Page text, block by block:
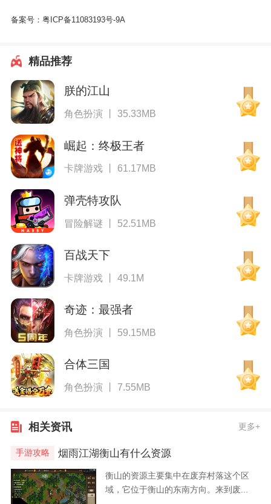
备案号： 粤ICP备11083193号-9A
精品推荐
朕的江山
角色扮演 丨 35.33MB
崛起：终极王者
卡牌游戏 丨 61.17MB
弹壳特攻队
冒险解谜 丨 52.51MB
百战天下
卡牌游戏 丨 49.1M
奇迹：最强者
角色扮演 丨 59.15MB
合体三国
角色扮演 丨 7.55MB
相关资讯 更多+
手游攻略 烟雨江湖衡山有什么资源
衡山的资源主要集中在废弃村落这个区
域，它位于衡山的东南方向。来到废...